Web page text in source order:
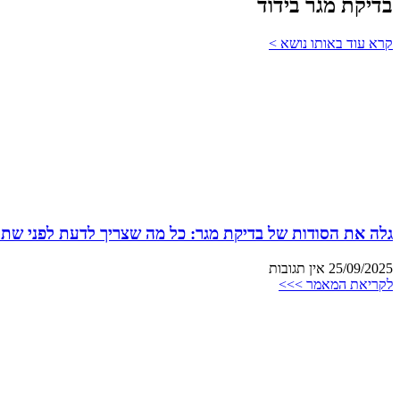
בדיקת מגר בידוד
קרא עוד באותו נושא >
גלה את הסודות של בדיקת מגר: כל מה שצריך לדעת לפני
25/09/2025 אין תגובות
לקריאת המאמר >>>